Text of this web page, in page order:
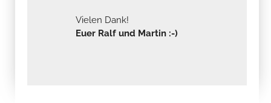
Vielen Dank!
Euer Ralf und Martin :-)